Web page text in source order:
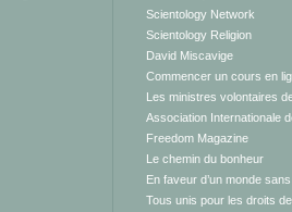
Scientology Network
Scientology Religion
David Miscavige
Commencer un cours en
Les ministres volontaires
Association Internationale
Freedom Magazine
Le chemin du bonheur
En faveur d’un monde
Tous unis pour les droits de